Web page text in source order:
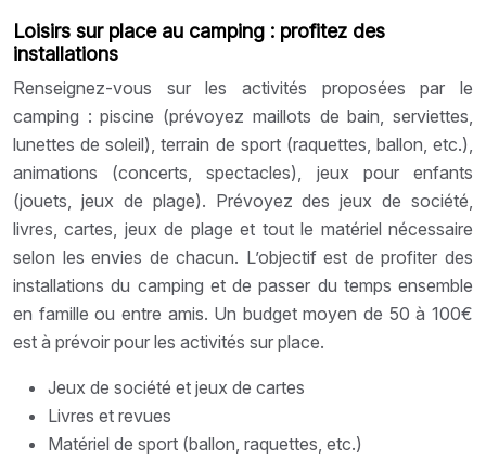
Loisirs sur place au camping : profitez des
installations
Renseignez-vous sur les activités proposées par le
camping : piscine (prévoyez maillots de bain, serviettes,
lunettes de soleil), terrain de sport (raquettes, ballon, etc.),
animations (concerts, spectacles), jeux pour enfants
(jouets, jeux de plage). Prévoyez des jeux de société,
livres, cartes, jeux de plage et tout le matériel nécessaire
selon les envies de chacun. L’objectif est de profiter des
installations du camping et de passer du temps ensemble
en famille ou entre amis. Un budget moyen de 50 à 100€
est à prévoir pour les activités sur place.
Jeux de société et jeux de cartes
Livres et revues
Matériel de sport (ballon, raquettes, etc.)